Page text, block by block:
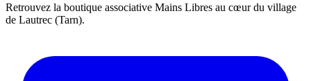
Retrouvez la boutique associative Mains Libres au cœur du village
de Lautrec (Tarn).